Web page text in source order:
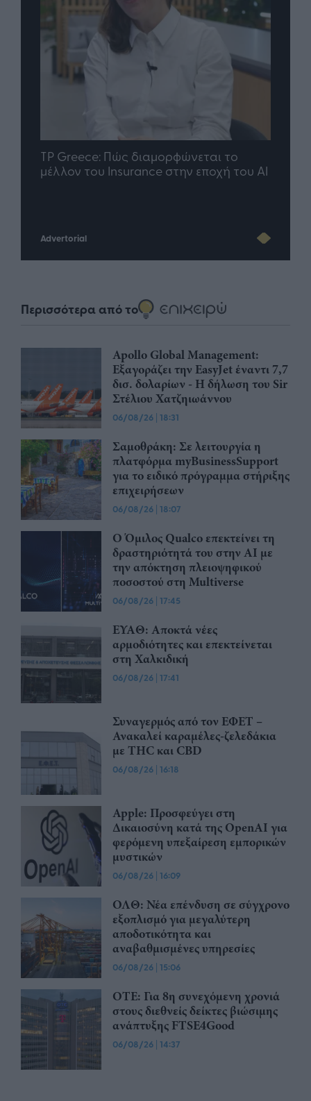
TP Greece: Πώς διαμορφώνεται το
μέλλον του Insurance στην εποχή του AI
Advertorial
Περισσότερα από το
Apollo Global Management:
Εξαγοράζει την EasyJet έναντι 7,7
δισ. δολαρίων - Η δήλωση του Sir
Στέλιου Χατζηιωάννου
06/08/26 | 18:31
Σαμοθράκη: Σε λειτουργία η
πλατφόρμα myBusinessSupport
για το ειδικό πρόγραμμα στήριξης
επιχειρήσεων
06/08/26 | 18:07
Ο Όμιλος Qualco επεκτείνει τη
δραστηριότητά του στην ΑΙ με
την απόκτηση πλειοψηφικού
ποσοστού στη Multiverse
06/08/26 | 17:45
ΕΥΑΘ: Αποκτά νέες
αρμοδιότητες και επεκτείνεται
στη Χαλκιδική
06/08/26 | 17:41
Συναγερμός από τον ΕΦΕΤ –
Ανακαλεί καραμέλες-ζελεδάκια
με THC και CBD
06/08/26 | 16:18
Apple: Προσφεύγει στη
Δικαιοσύνη κατά της OpenAI για
φερόμενη υπεξαίρεση εμπορικών
μυστικών
06/08/26 | 16:09
ΟΛΘ: Νέα επένδυση σε σύγχρονο
εξοπλισμό για μεγαλύτερη
αποδοτικότητα και
αναβαθμισμένες υπηρεσίες
06/08/26 | 15:06
ΟΤΕ: Για 8η συνεχόμενη χρονιά
στους διεθνείς δείκτες βιώσιμης
ανάπτυξης FTSE4Good
06/08/26 | 14:37